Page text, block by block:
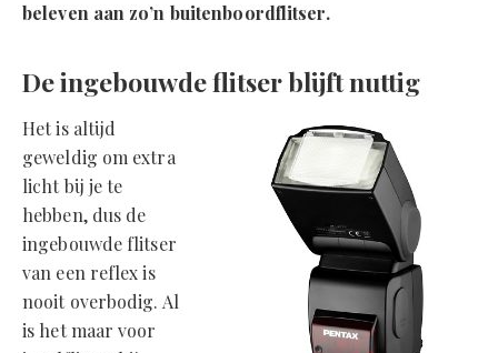
beleven aan zo’n buitenboordflitser.
De ingebouwde flitser blijft nuttig
Het is altijd
geweldig om extra
licht bij je te
hebben, dus de
ingebouwde flitser
van een reflex is
nooit overbodig. Al
is het maar voor